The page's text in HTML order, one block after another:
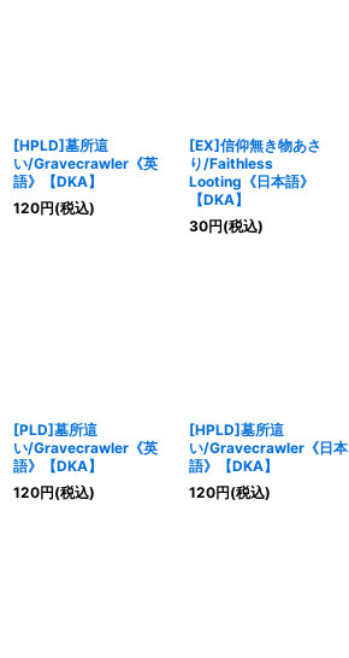
[HPLD]墓所這
い/Gravecrawler《英
語》【DKA】
120円(税込)
[EX]信仰無き物あさ
り/Faithless
Looting《日本語》
【DKA】
30円(税込)
[PLD]墓所這
い/Gravecrawler《英
語》【DKA】
120円(税込)
[HPLD]墓所這
い/Gravecrawler《日本
語》【DKA】
120円(税込)